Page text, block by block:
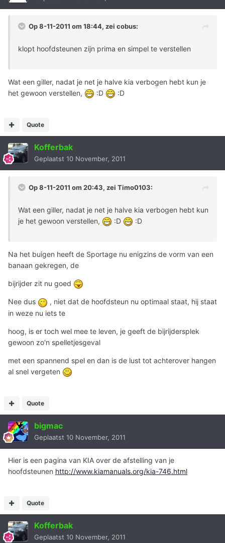
Op 8-11-2011 om 18:44, zei cobus:
klopt hoofdsteunen zijn prima en simpel te verstellen
Wat een giller, nadat je net je halve kia verbogen hebt kun je
het gewoon verstellen,
:D :D
Quote
Kofferbak
Geplaatst 10 November, 2011
Op 8-11-2011 om 20:43, zei Timo0103:
Wat een giller, nadat je net je halve kia verbogen hebt kun
je het gewoon verstellen,
:D :D
Na het buigen heeft de Sportage nu enigzins de vorm van een
banaan gekregen, de
bijrijder zit nu goed
Nee dus
, niet dat de hoofdsteun nu optimaal staat, hij staat
in weze nu iets te
hoog, is er toch wel mee te leven, je geeft de bijrijdersplek
gewoon zo'n spelletjesgeval
met een spannend spel en dan is de lust tot achterover hangen
al snel vergeten
Quote
bigmac
Geplaatst 10 November, 2011
Hier is een pagina van KIA over de afstelling van je
hoofdsteunen http://www.kiamanuals.org/kia-746.html
Quote
Kofferbak
Geplaatst 10 November, 2011